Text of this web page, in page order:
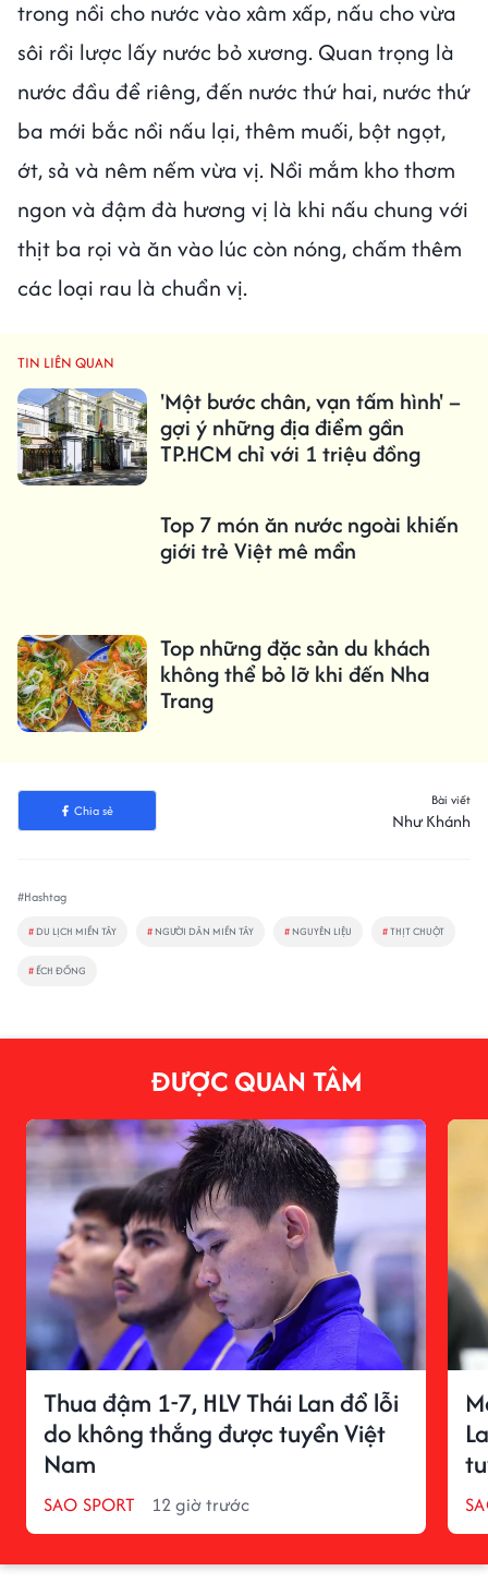
trong nồi cho nước vào xâm xấp, nấu cho vừa
sôi rồi lược lấy nước bỏ xương. Quan trọng là
nước đầu để riêng, đến nước thứ hai, nước thứ
ba mới bắc nồi nấu lại, thêm muối, bột ngọt,
ớt, sả và nêm nếm vừa vị. Nồi mắm kho thơm
ngon và đậm đà hương vị là khi nấu chung với
thịt ba rọi và ăn vào lúc còn nóng, chấm thêm
các loại rau là chuẩn vị.
TIN LIÊN QUAN
'Một bước chân, vạn tấm hình' –
gợi ý những địa điểm gần
TP.HCM chỉ với 1 triệu đồng
Top 7 món ăn nước ngoài khiến
giới trẻ Việt mê mẩn
Top những đặc sản du khách
không thể bỏ lỡ khi đến Nha
Trang
Chia sẻ
Bài viết
Như Khánh
#Hashtag
# DU LỊCH MIỀN TÂY # NGƯỜI DÂN MIỀN TÂY # NGUYÊN LIỆU #THỊT CHUỘT
# ẾCH ĐỒNG
ĐƯỢC QUAN TÂM
Thua đậm 1-7, HLV Thái Lan đổ lỗi
do không thắng được tuyển Việt
Nam
SAO SPORT 12 giờ trước